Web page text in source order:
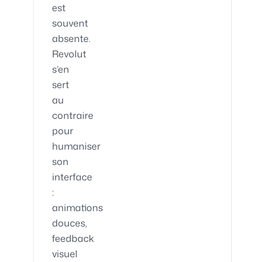
est
souvent
absente.
Revolut
s’en
sert
au
contraire
pour
humaniser
son
interface
:
animations
douces,
feedback
visuel